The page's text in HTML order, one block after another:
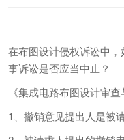
在布图设计侵权诉讼中
事诉讼是否应当中止？
《集成电路布图设计审
1、撤销意见提出人是被